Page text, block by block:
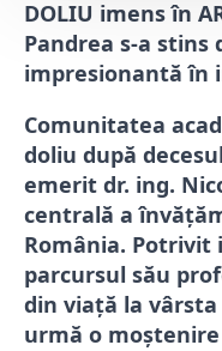
DOLIU imens în
Pandrea s-a stins
impresionantă în
Comunitatea
doliu după
emerit dr. ing.
centrală a
România.
parcursul său
din viață la vârsta
urmă o